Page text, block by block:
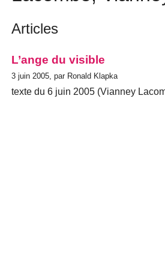
Articles
L’ange du visible
3 juin 2005, par Ronald Klapka
texte du 6 juin 2005 (Vianney